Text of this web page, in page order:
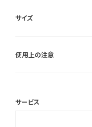
■風防素材：ミネラルガラス
■ベルト素材：シリコンラ
サイズ
■重さ：約62g
使用上の注意
より保証登録を行ってく
サービス